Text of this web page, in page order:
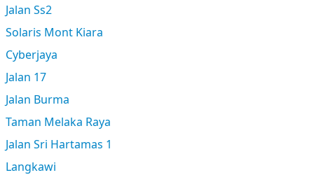
Jalan Ss2
Solaris Mont Kiara
Cyberjaya
Jalan 17
Jalan Burma
Taman Melaka Raya
Jalan Sri Hartamas 1
Langkawi